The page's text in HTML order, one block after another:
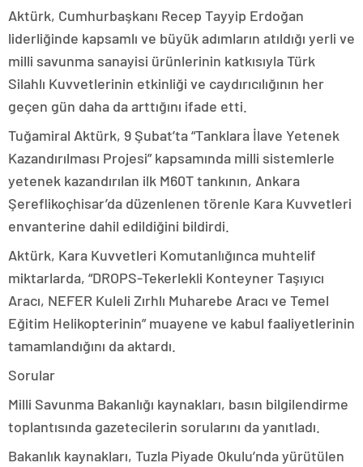
Aktürk, Cumhurbaşkanı Recep Tayyip Erdoğan
liderliğinde kapsamlı ve büyük adımların atıldığı yerli ve
milli savunma sanayisi ürünlerinin katkısıyla Türk
Silahlı Kuvvetlerinin etkinliği ve caydırıcılığının her
geçen gün daha da arttığını ifade etti.
Tuğamiral Aktürk, 9 Şubat’ta “Tanklara İlave Yetenek
Kazandırılması Projesi” kapsamında milli sistemlerle
yetenek kazandırılan ilk M60T tankının, Ankara
Şereflikoçhisar’da düzenlenen törenle Kara Kuvvetleri
envanterine dahil edildiğini bildirdi.
Aktürk, Kara Kuvvetleri Komutanlığınca muhtelif
miktarlarda, “DROPS-Tekerlekli Konteyner Taşıyıcı
Aracı, NEFER Kuleli Zırhlı Muharebe Aracı ve Temel
Eğitim Helikopterinin” muayene ve kabul faaliyetlerinin
tamamlandığını da aktardı.
Sorular
Milli Savunma Bakanlığı kaynakları, basın bilgilendirme
toplantısında gazetecilerin sorularını da yanıtladı.
Bakanlık kaynakları, Tuzla Piyade Okulu’nda yürütülen